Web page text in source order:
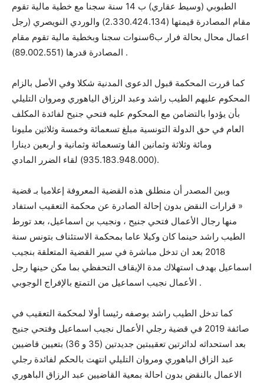
الطبوبي (وسيط عقاري) ب 14 سنة سجنا مع خطية مالية تقوم
مقام المصادرة قيمتها (2.330.424.134) والوردي النويصري (رجل
اعمال محال بحالة فرار ب6سنوات سجنا وبخطية مالية تقوم مقام
المصادرة قدرها (89.002.551) .
كما قررت المحكمة قبول الدعوى المدنية شكلا وفي الأصل بالزام
المحكوم عليهم الطيب راشد وعبد الرزاق الياهوري ومروان التليلي
بأن يؤدوا بالتضامن مع المحكوم عليه فتحي جنيح لفائدة المكلف
العام في حق الدولة التونسية مبلغ تسعمائة وخمسة وثلاثين مليونا
ومائة وثلاثة وثمانين الفا وتسعمائة وثمانية و اربعين دینارا
(935.183.948.000) لقاء الضرر المادي.
وبين المصدر أن منطلق هذه القضية المعروفة إعلاميا بـ قضية
« قرارات النقض بدون إحالة الصادرة عن محكمة التعقيب استفاد
منها رجال الأعمال فتحي جنيح ، ونجيب بن اسماعيل، بعد تورط
الطيب راشد حينما كان وكيلا عاما بمحكمة الاستئناف بتونس سنة
2018 بعد ان تدخل مباشرة في سير القضية المتعلقة بنجيب
اسماعيل بهدف استهلاك مدة الإيقاف التحفظي بما مكن حينها رجل
الأعمال نجيب اسماعيل من التمتع بالإفراج الوجوبي .
كما تدخل الطيب راشد بوصفه رئيسا أولا لمحكمة التعقيب في
صائفة 2019 في قضية رجلي الأعمال نجيب اسماعيل وفتحي جنيح
بعد استحداثه لدائرتين تعقيبتين جديدتين (35 و 36) بتعيين قاضيين
عبد الزاق الباهوري ومروان التليلي انتهت بالحكم لفائدة رجلي
الاعمال بالنقض بدون احالة بمعية القاضيين عبد الرزاق الباهوري